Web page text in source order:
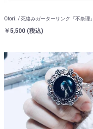
Otori. / 死絡みガーターリング『不条理』
￥5,500 (税込)